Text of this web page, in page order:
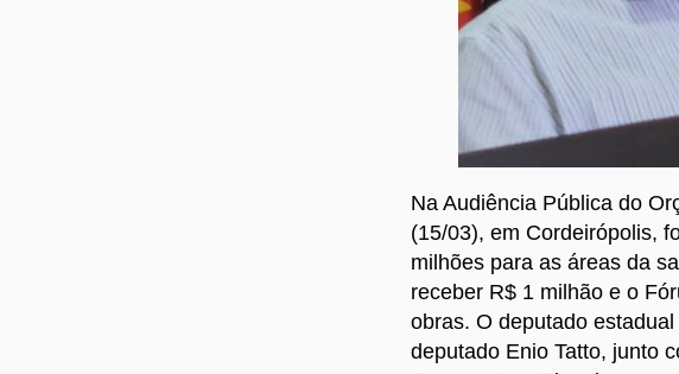
Na Audiência Pública do
(15/03), em Cordeirópolis,
milhões para as áreas da
receber R$ 1 milhão e o
obras. O deputado
deputado Enio Tatto, junto